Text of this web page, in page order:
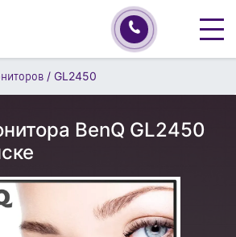
/ GL2450
BenQ GL2450